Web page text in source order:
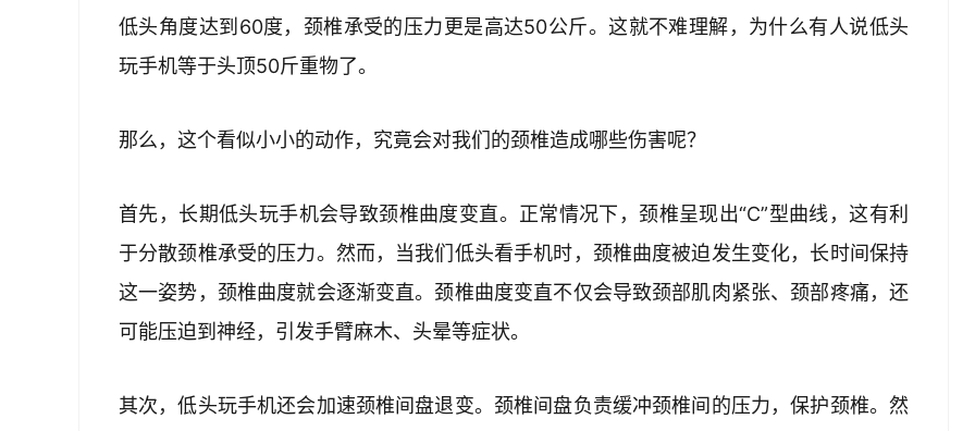
低头角度达到60度，颈椎承受的压力更是高达50公斤。这就不难理解，为什么有人说低头
玩手机等于头顶50斤重物了。
那么，这个看似小小的动作，究竟会对我们的颈椎造成哪些伤害呢？
首先，长期低头玩手机会导致颈椎曲度变直。正常情况下，颈椎呈现出“C”型曲线，这有利
于分散颈椎承受的压力。然而，当我们低头看手机时，颈椎曲度被迫发生变化，长时间保持
这一姿势，颈椎曲度就会逐渐变直。颈椎曲度变直不仅会导致颈部肌肉紧张、颈部疼痛，还
可能压迫到神经，引发手臂麻木、头晕等症状。
其次，低头玩手机还会加速颈椎间盘退变。颈椎间盘负责缓冲颈椎间的压力，保护颈椎。然